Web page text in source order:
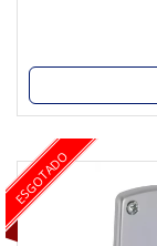
ESGOTADO